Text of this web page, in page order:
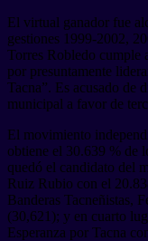
El virtual ganador fue
gestiones 1999-2002,
Torres Robledo cumple
por presuntamente
Tacna”. Es acusado de
municipal a favor de
El movimiento
obtiene el 30.639 % de
quedó el candidato del
Ruiz Rubio con el
Banderas Tacneñistas,
(30,621); y en cuarto
Esperanza por Tacna